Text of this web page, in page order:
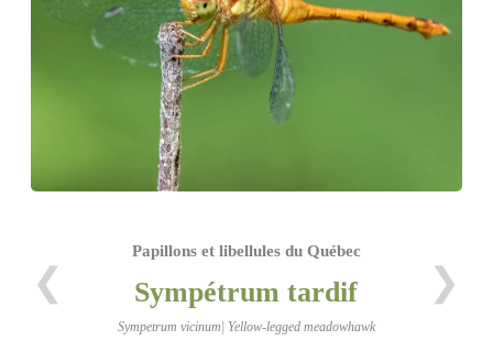
❮
Papillons et libellules du Québec
Sympétrum tardif
Sympetrum vicinum| Yellow-legged meadowhawk
❯